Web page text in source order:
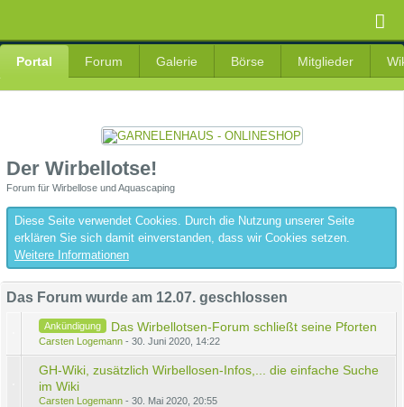
Portal Forum Galerie Börse Mitglieder
Der Wirbellotse!
Forum für Wirbellose und Aquascaping
Diese Seite verwendet Cookies. Durch die Nutzung unserer Seite
erklären Sie sich damit einverstanden, dass wir Cookies setzen.
Weitere Informationen
Das Forum wurde am 12.07. geschlossen
Ankündigung Das Wirbellotsen-Forum schließt seine Pforten
Carsten Logemann - 30. Juni 2020, 14:22
GH-Wiki, zusätzlich Wirbellosen-Infos,... die einfache Suche
im Wiki
Carsten Logemann - 30. Mai 2020, 20:55